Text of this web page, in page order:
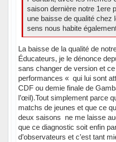
saison dernière notre 1ere
une baisse de qualité chez
sens nous habite
La baisse de la qualité de
Éducateurs, je le dénonce
sans changer de version et
performances « qui lui sont
CDF ou demie finale de
l’œil).Tout simplement parce
matchs de jeunes et que ce
deux saisons ne me laisse
que ce diagnostic soit enfin
d’observateurs et c’est tant